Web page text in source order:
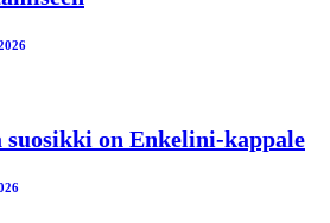
suosikki on Enkelini-kappale